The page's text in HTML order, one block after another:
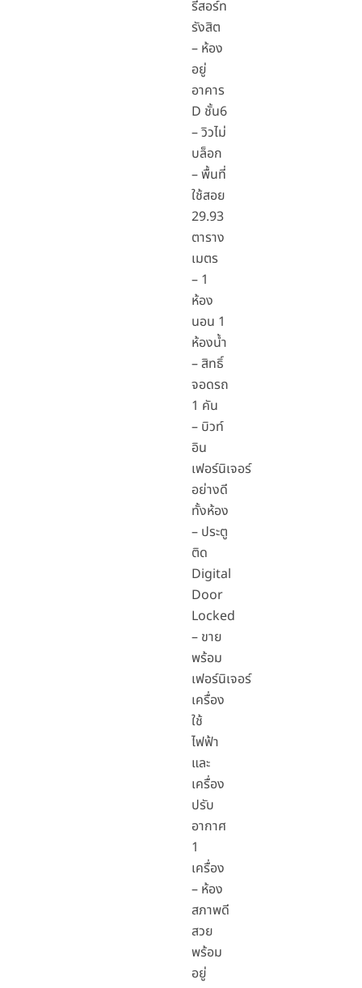
รีสอร์ท
รังสิต
– ห้อง
อยู่
อาคาร
D ชั้น6
– วิวไม่
บล็อก
– พื้นที่
ใช้สอย
29.93
ตาราง
เมตร
– 1
ห้อง
นอน 1
ห้องน้ำ
– สิทธิ์
จอดรถ
1 คัน
– บิวท์
อิน
เฟอร์นิเจอร์
อย่างดี
ทั้งห้อง
– ประตู
ติด
Digital
Door
Locked
– ขาย
พร้อม
เฟอร์นิเจอร์
เครื่อง
ใช้
ไฟฟ้า
และ
เครื่อง
ปรับ
อากาศ
1
เครื่อง
– ห้อง
สภาพดี
สวย
พร้อม
อยู่